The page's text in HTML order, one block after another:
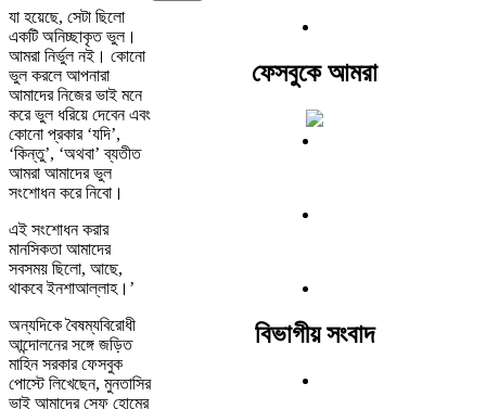
যা হয়েছে, সেটা ছিলো
একটি অনিচ্ছাকৃত ভুল।
আমরা নির্ভুল নই। কোনো
ভুল করলে আপনারা
আমাদের নিজের ভাই মনে
করে ভুল ধরিয়ে দেবেন এবং
কোনো প্রকার ‘যদি’,
‘কিন্তু’, ‘অথবা’ ব্যতীত
আমরা আমাদের ভুল
সংশোধন করে নিবো।
এই সংশোধন করার
মানসিকতা আমাদের
সবসময় ছিলো, আছে,
থাকবে ইনশাআল্লাহ।’
অন্যদিকে বৈষম্যবিরোধী
আন্দোলনের সঙ্গে জড়িত
মাহিন সরকার ফেসবুক
পোস্টে লিখেছেন, মুনতাসির
ভাই আমাদের সেফ হোমের
ফেসবুকে আমরা
বিভাগীয় সংবাদ